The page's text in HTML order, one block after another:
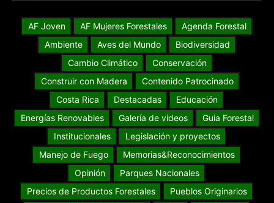
AF Joven AF Mujeres Forestales
Agenda Forestal
Ambiente
Aves del Mundo
Biodiversidad
Cambio Climático
Conservación
Construir con Madera
Contenido Patrocinado
Costa Rica
Destacadas
Educación
Energías Renovables
Galería de videos
Guia Forestal
Institucionales
Legislación y proyectos
Manejo de Fuego
Memorias&Reconocimientos
Opinión
Parques Nacionales
Precios de Productos Forestales
Pueblos Originarios